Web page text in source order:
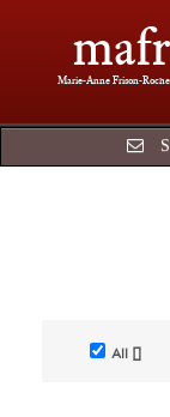
mafr
Marie-Anne Frison-Roche
All []